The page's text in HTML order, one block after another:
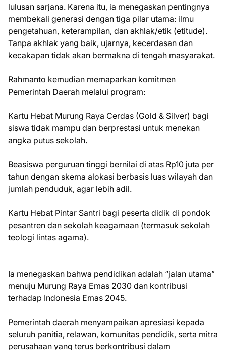
lulusan sarjana. Karena itu, ia menegaskan pentingnya
membekali generasi dengan tiga pilar utama: ilmu
pengetahuan, keterampilan, dan akhlak/etik (etitude).
Tanpa akhlak yang baik, ujarnya, kecerdasan dan
kecakapan tidak akan bermakna di tengah masyarakat.
Rahmanto kemudian memaparkan komitmen
Pemerintah Daerah melalui program:
Kartu Hebat Murung Raya Cerdas (Gold & Silver) bagi
siswa tidak mampu dan berprestasi untuk menekan
angka putus sekolah.
Beasiswa perguruan tinggi bernilai di atas Rp10 juta per
tahun dengan skema alokasi berbasis luas wilayah dan
jumlah penduduk, agar lebih adil.
Kartu Hebat Pintar Santri bagi peserta didik di pondok
pesantren dan sekolah keagamaan (termasuk sekolah
teologi lintas agama).
Ia menegaskan bahwa pendidikan adalah “jalan utama”
menuju Murung Raya Emas 2030 dan kontribusi
terhadap Indonesia Emas 2045.
Pemerintah daerah menyampaikan apresiasi kepada
seluruh panitia, relawan, komunitas pendidik, serta mitra
perusahaan yang terus berkontribusi dalam